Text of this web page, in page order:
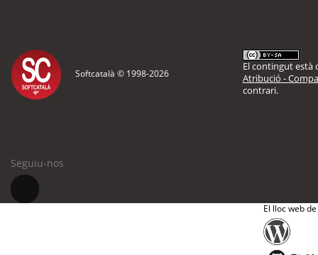
Softcatalà © 1998-2026
El contingut està
Atribució -
contrari.
Seguiu-nos
El lloc web